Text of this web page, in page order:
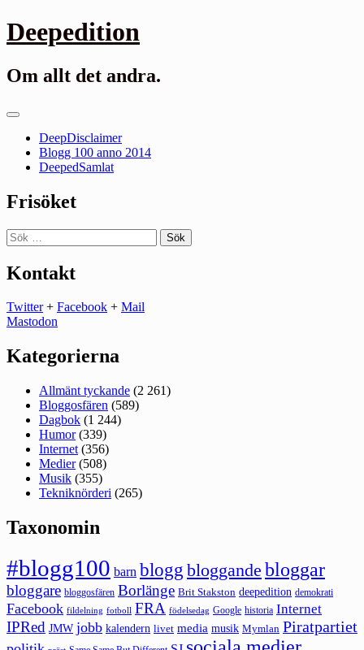
Gå
till
Deepedition
Om allt det andra.
Primär
DeepDisclaimer
Blogg 100 anno 2014
DeepedSamlat
Frisöket
Sök
efter:
Kontakt
Twitter+ Facebook + Mail
Mastodon
Kategorierna
Allmänt tyckande (2 261)
Bloggosfären (589)
Dagbok (1 244)
Humor(339)
Internet (356)
Medier(508)
Musik (355)
Tekniknörderi (265)
Taxonomin
#blogg100 barn blogg bloggande bloggar
bloggare bloggosfären Borlänge Brit Stakston deepedition demokrati
Facebook fildelning fotboll FRA födelsedag Google historia Internet
IPRed JMW jobb kalendern livet media musik Mymlan Piratpartiet